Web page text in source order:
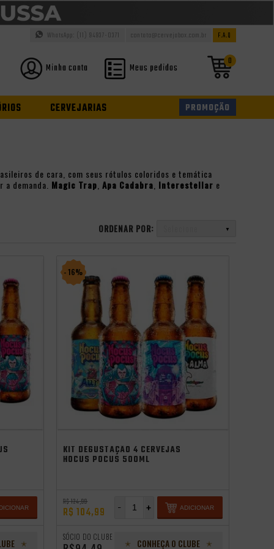
F.A.Q
contato@cervejabox.com.br
WhatsApp: (11) 94937-0371
0
Minha conta Meus pedidos
CERVEJARIAS PROMOÇÃO
de cara, com seus rótulos coloridos e temática
demanda. Magic Trap Apa Cadabra Interestellar e
ORDENAR POR:
- 16%
KIT DEGUSTAÇÃO 4 CERVEJAS
HOCUS POCUS 500ML
R$ 124,99
R$ 104,99 +
- ADICIONAR
SÓCIO DO CLUBE CONHEÇA O CLUBE